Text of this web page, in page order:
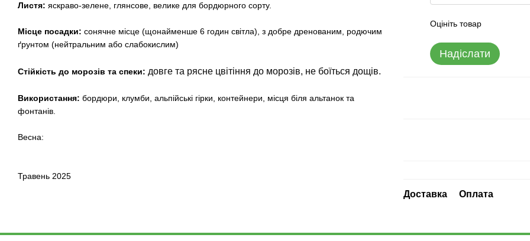
Листя: яскраво-зелене, глянсове, велике для бордюрного сорту.
Місце посадки: сонячне місце (щонайменше 6 годин світла), з добре дренованим, родючим
ґрунтом (нейтральним або слабокислим)
Стійкість до морозів та спеки: довге та рясне цвітіння до морозів, не боїться дощів.
Використання: бордюри, клумби, альпійські гірки, контейнери, місця біля альтанок та
фонтанів.
Весна:
Травень 2025
Оцініть товар
Надіслати
Доставка Оплата